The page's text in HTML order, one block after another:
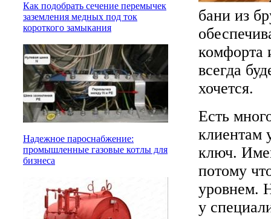
Как подобрать сечение перемычек
заземления медных под ток
короткого замыкания
Надежное пароснабжение:
промышленные газовые котлы для
бизнеса
бани из
комфорта
всегда
хочется.
Есть
клиентам
ключ.
потому
уровнем.
у